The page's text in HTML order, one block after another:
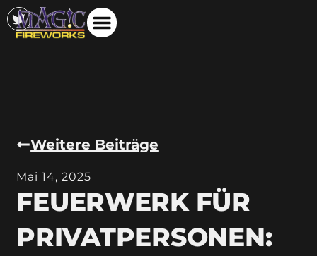
Weitere Beiträge
Mai 14, 2025
FEUERWERK FÜR
PRIVATPERSONEN: